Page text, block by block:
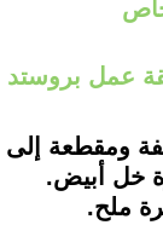
عمل بروستد